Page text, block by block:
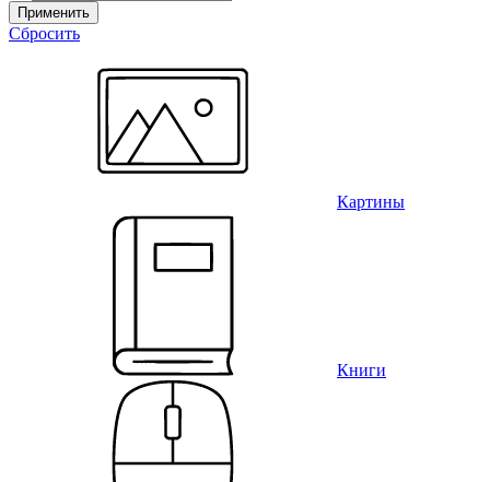
Применить
Сбросить
Картины
Книги